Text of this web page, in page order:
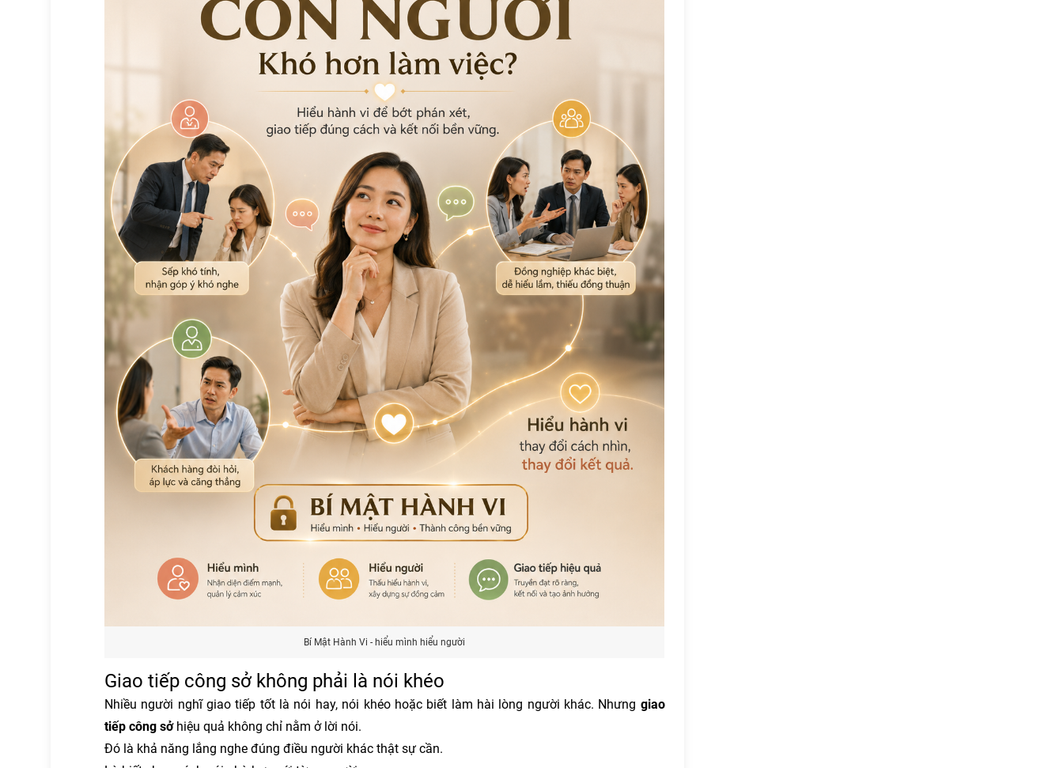
Bí Mật Hành Vi - hiểu mình hiểu người
Giao tiếp công sở không phải là nói khéo
Nhiều người nghĩ giao tiếp tốt là nói hay, nói khéo hoặc biết làm hài lòng người khác. Nhưng giao
tiếp công sởhiệu quả không chỉ nằm ở lời nói.
Đó là khả năng lắng nghe đúng điều người khác thật sự cần.